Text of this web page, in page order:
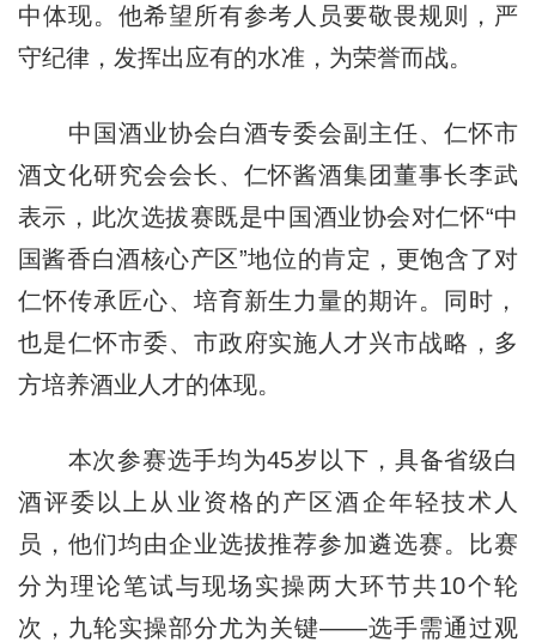
中体现。他希望所有参考人员要敬畏规则，严
守纪律，发挥出应有的水准，为荣誉而战。
中国酒业协会白酒专委会副主任、仁怀市
酒文化研究会会长、仁怀酱酒集团董事长李武
表示，此次选拔赛既是中国酒业协会对仁怀“中
国酱香白酒核心产区”地位的肯定，更饱含了对
仁怀传承匠心、培育新生力量的期许。同时，
也是仁怀市委、市政府实施人才兴市战略，多
方培养酒业人才的体现。
本次参赛选手均为45岁以下，具备省级白
酒评委以上从业资格的产区酒企年轻技术人
员，他们均由企业选拔推荐参加遴选赛。比赛
分为理论笔试与现场实操两大环节共10个轮
次，九轮实操部分尤为关键——选手需通过观